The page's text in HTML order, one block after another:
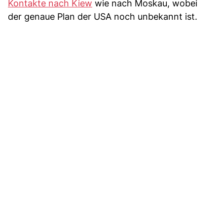
Kontakte nach Kiew wie nach Moskau, wobei
der genaue Plan der USA noch unbekannt ist.